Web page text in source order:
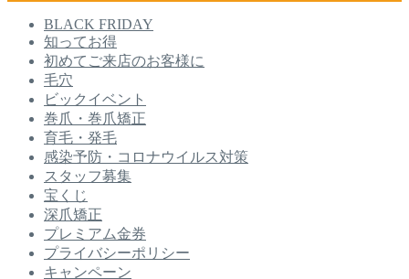
BLACK FRIDAY
知ってお得
初めてご来店のお客様に
毛穴
ビックイベント
巻爪・巻爪矯正
育毛・発毛
感染予防・コロナウイルス対策
スタッフ募集
宝くじ
深爪矯正
プレミアム金券
プライバシーポリシー
キャンペーン